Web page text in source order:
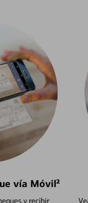
vía Móvil²
y recibir